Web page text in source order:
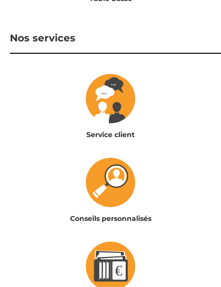
Nos services
Service client
Conseils personnalisés